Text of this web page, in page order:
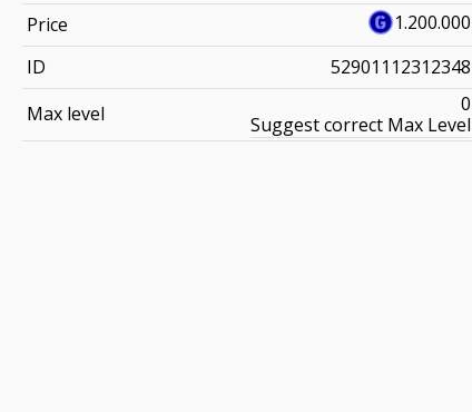
Price
1.200.000
ID
52901112312348
Max level
0
Suggest correct Max Level